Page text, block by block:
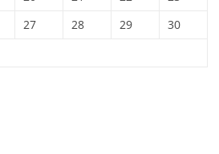
27 28 29
30